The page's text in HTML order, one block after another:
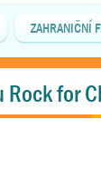
ZAHRANIČNÍ
Rock for